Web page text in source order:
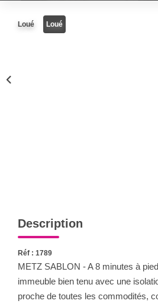
Loué Loué
Description
Réf : 1789
METZ SABLON - A 8 minutes à
immeuble bien tenu avec une
proche de toutes les commodités,